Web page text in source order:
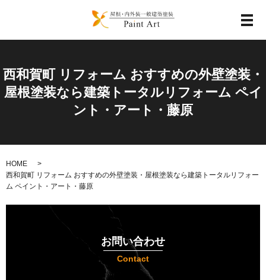
メ
西和賀町 リフォーム おすすめの外壁塗装・
屋根塗装なら建築トータルリフォーム ペイ
ント・アート・藤原
HOME
西和賀町 リフォーム おすすめの外壁塗装・屋根塗装なら建築トータルリフォー
ム ペイント・アート・藤原
お問い合わせ
Contact